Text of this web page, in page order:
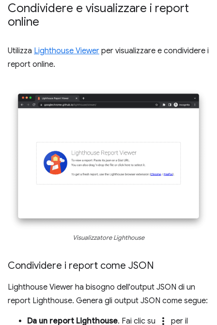
Condividere e visualizzare i report
online
Utilizza Lighthouse Viewer per visualizzare e condividere i
report online.
Visualizzatore Lighthouse
Condividere i report come JSON
Lighthouse Viewer ha bisogno dell'output JSON di un
report Lighthouse. Genera gli output JSON come segue:
Da un report Lighthouse. Fai clic su more_vert per il